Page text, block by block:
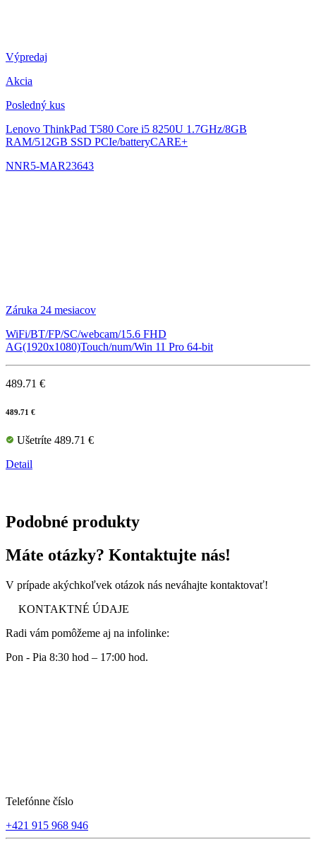
Výpredaj
Akcia
Posledný kus
Lenovo ThinkPad T580 Core i5 8250U 1.7GHz/8GB
RAM/512GB SSD PCIe/batteryCARE+
NNR5-MAR23643
Záruka 24 mesiacov
WiFi/BT/FP/SC/webcam/15.6 FHD
AG(1920x1080)Touch/num/Win 11 Pro 64-bit
489.71 €
489.71 €
Ušetríte 489.71 €
Detail
Podobné produkty
Máte otázky? Kontaktujte nás!
V prípade akýchkoľvek otázok nás neváhajte kontaktovať!
KONTAKTNÉ ÚDAJE
Radi vám pomôžeme aj na infolinke:
Pon - Pia 8:30 hod – 17:00 hod.
Telefónne číslo
+421 915 968 946